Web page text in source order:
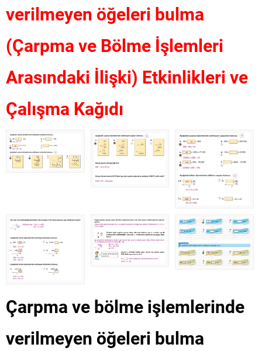
verilmeyen öğeleri bulma
(Çarpma ve Bölme İşlemleri
Arasındaki İlişki) Etkinlikleri ve
Çalışma Kağıdı
Çarpma ve bölme işlemlerinde
verilmeyen öğeleri bulma